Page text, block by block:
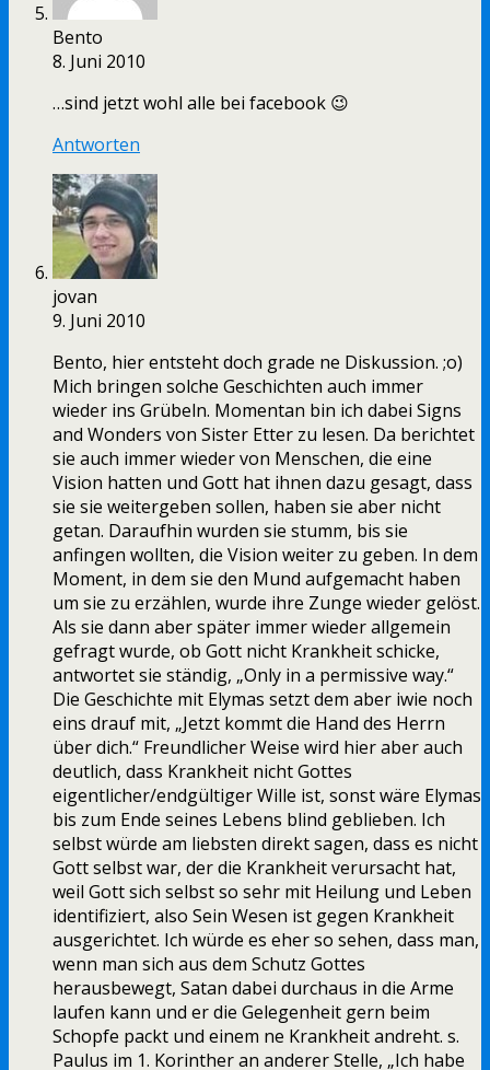
Bento
8. Juni 2010
…sind jetzt wohl alle bei facebook 😉
Antworten
jovan
9. Juni 2010
Bento, hier entsteht doch grade ne Diskussion. ;o)
Mich bringen solche Geschichten auch immer
wieder ins Grübeln. Momentan bin ich dabei Signs
and Wonders von Sister Etter zu lesen. Da berichtet
sie auch immer wieder von Menschen, die eine
Vision hatten und Gott hat ihnen dazu gesagt, dass
sie sie weitergeben sollen, haben sie aber nicht
getan. Daraufhin wurden sie stumm, bis sie
anfingen wollten, die Vision weiter zu geben. In dem
Moment, in dem sie den Mund aufgemacht haben
um sie zu erzählen, wurde ihre Zunge wieder gelöst.
Als sie dann aber später immer wieder allgemein
gefragt wurde, ob Gott nicht Krankheit schicke,
antwortet sie ständig, „Only in a permissive way.“
Die Geschichte mit Elymas setzt dem aber iwie noch
eins drauf mit, „Jetzt kommt die Hand des Herrn
über dich.“ Freundlicher Weise wird hier aber auch
deutlich, dass Krankheit nicht Gottes
eigentlicher/endgültiger Wille ist, sonst wäre Elymas
bis zum Ende seines Lebens blind geblieben. Ich
selbst würde am liebsten direkt sagen, dass es nicht
Gott selbst war, der die Krankheit verursacht hat,
weil Gott sich selbst so sehr mit Heilung und Leben
identifiziert, also Sein Wesen ist gegen Krankheit
ausgerichtet. Ich würde es eher so sehen, dass man,
wenn man sich aus dem Schutz Gottes
herausbewegt, Satan dabei durchaus in die Arme
laufen kann und er die Gelegenheit gern beim
Schopfe packt und einem ne Krankheit andreht. s.
Paulus im 1. Korinther an anderer Stelle, „Ich habe